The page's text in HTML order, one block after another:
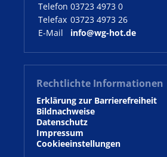
Telefon 03723 4973 0
Telefax 03723 4973 26
E-Mail
info@wg-hot.de
Rechtlichte Informationen
Erklärung zur Barrierefreiheit
Bildnachweise
Datenschutz
Impressum
Cookieeinstellungen